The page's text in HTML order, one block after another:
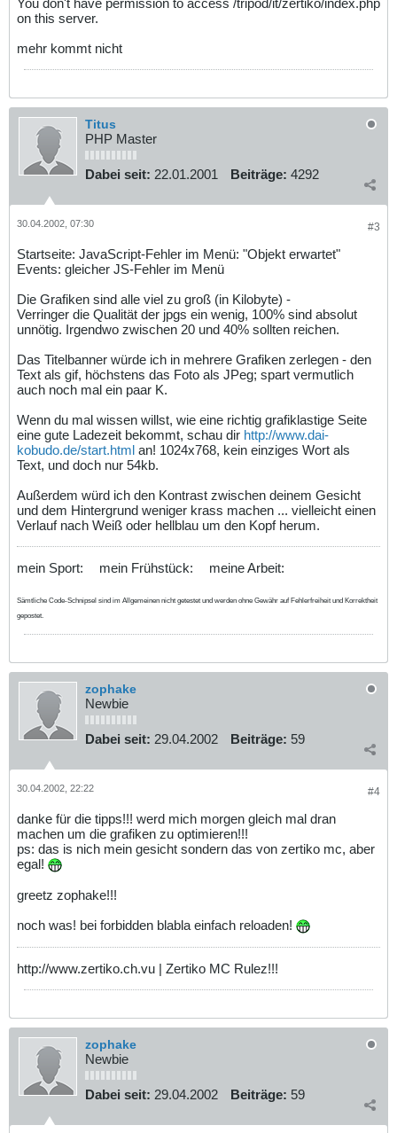
on this server.
mehr kommt nicht
Titus
PHP Master
Dabei seit: 22.01.2001 Beiträge: 4292
#3
30.04.2002, 07:30
Startseite: JavaScript-Fehler im Menü: "Objekt erwartet"
Events: gleicher JS-Fehler im Menü
Die Grafiken sind alle viel zu groß (in Kilobyte) -
Verringer die Qualität der jpgs ein wenig, 100% sind absolut
unnötig. Irgendwo zwischen 20 und 40% sollten reichen.
Das Titelbanner würde ich in mehrere Grafiken zerlegen - den
Text als gif, höchstens das Foto als JPeg; spart vermutlich
auch noch mal ein paar K.
Wenn du mal wissen willst, wie eine richtig grafiklastige Seite
eine gute Ladezeit bekommt, schau dir http://www.dai-
kobudo.de/start.html an! 1024x768, kein einziges Wort als
Text, und doch nur 54kb.
Außerdem würd ich den Kontrast zwischen deinem Gesicht
und dem Hintergrund weniger krass machen ... vielleicht einen
Verlauf nach Weiß oder hellblau um den Kopf herum.
mein Sport: mein Frühstück: meine Arbeit:
Sämtliche Code-Schnipsel sind im Allgemeinen nicht getestet und werden ohne Gewähr auf Fehlerfreiheit und Korrektheit
gepostet.
zophake
Newbie
Dabei seit: 29.04.2002 Beiträge: 59
#4
30.04.2002, 22:22
danke für die tipps!!! werd mich morgen gleich mal dran
machen um die grafiken zu optimieren!!!
ps: das is nich mein gesicht sondern das von zertiko mc, aber
egal!
greetz zophake!!!
noch was! bei forbidden blabla einfach reloaden!
http://www.zertiko.ch.vu | Zertiko MC Rulez!!!
zophake
Newbie
Dabei seit: 29.04.2002 Beiträge: 59